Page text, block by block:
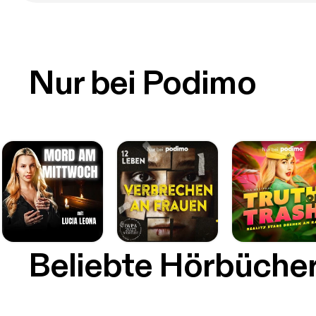
Nur bei Podimo
Beliebte